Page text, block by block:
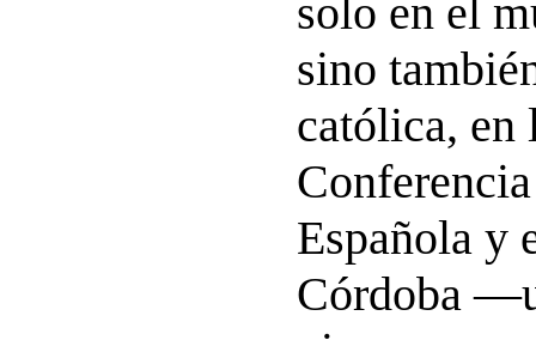
solo en el
sino
católica, en
Española y
Córdoba